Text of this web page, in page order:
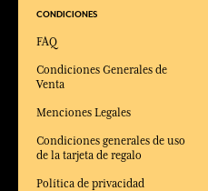
CONDICIONES
FAQ
Condiciones Generales de
Venta
Menciones Legales
Condiciones generales de uso
de la tarjeta de regalo
Política de privacidad